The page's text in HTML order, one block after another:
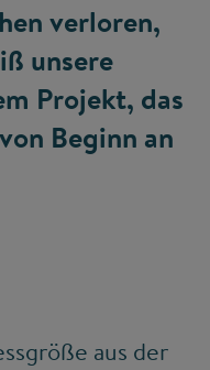
verloren,
unsere
Projekt, das
Beginn an
aus der